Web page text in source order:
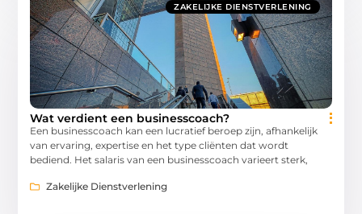
ZAKELIJKE DIENSTVERLENING
Wat verdient een businesscoach?
Een businesscoach kan een lucratief beroep zijn, afhankelijk
van ervaring, expertise en het type cliënten dat wordt
bediend. Het salaris van een businesscoach varieert sterk,
Zakelijke Dienstverlening